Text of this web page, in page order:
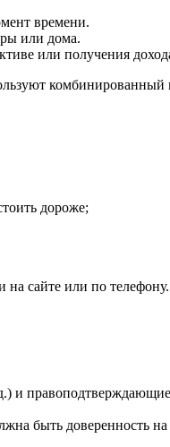
времени.
или дома.
или получения
дороже;
сайте или по телефону.
и
быть доверенность